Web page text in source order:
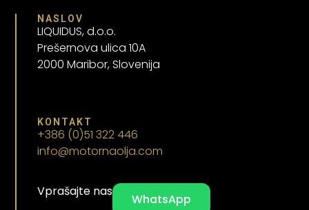
NASLOV
LIQUIDUS, d.o.o.
Prešernova ulica 10A
2000 Maribor, Slovenija
KONTAKT
+386 (0)51 322 446
info@motornaolja.com
Vprašajte nas
WhatsApp